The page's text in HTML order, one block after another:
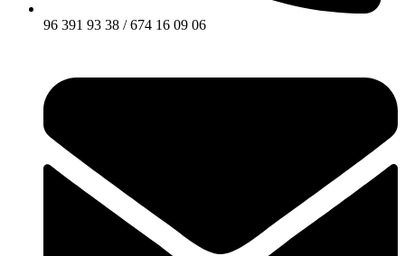
96 391 93 38 / 674 16 09 06